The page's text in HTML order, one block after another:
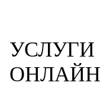
УСЛУГИ
ОНЛАЙН